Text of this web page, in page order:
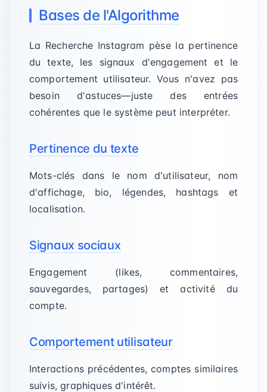
Bases de l'Algorithme
La Recherche Instagram pèse la pertinence
du texte, les signaux d'engagement et le
comportement utilisateur. Vous n'avez pas
besoin d'astuces—juste des entrées
cohérentes que le système peut interpréter.
Pertinence du texte
Mots-clés dans le nom d'utilisateur, nom
d'affichage, bio, légendes, hashtags et
localisation.
Signaux sociaux
Engagement (likes, commentaires,
sauvegardes, partages) et activité du
compte.
Comportement utilisateur
Interactions précédentes, comptes similaires
suivis, graphiques d'intérêt.